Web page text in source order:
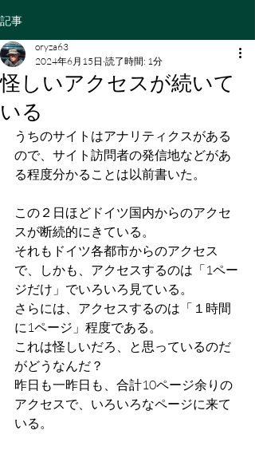
記事
怪しいアクセスが続いて
いる
oryza63
2024年6月15日 読了時間: 1分
うちのサイトはアナリティクスがある
ので、サイト訪問者の発信地などがあ
る程度分かることは以前書いた。
この２日ほどドイツ国内からのアクセ
スが断続的にきている。
それもドイツ各都市からのアクセス
で、しかも、アクセスするのは「1ペー
ジだけ」でいろいろ見ている。
さらには、アクセスするのは「１時間
に1ページ」程度である。
これは怪しいだろ、と思っているのだ
がどうなんだ？
昨日も一昨日も、合計10ページ余りの
アクセスで、いろいろなページに来て
いる。